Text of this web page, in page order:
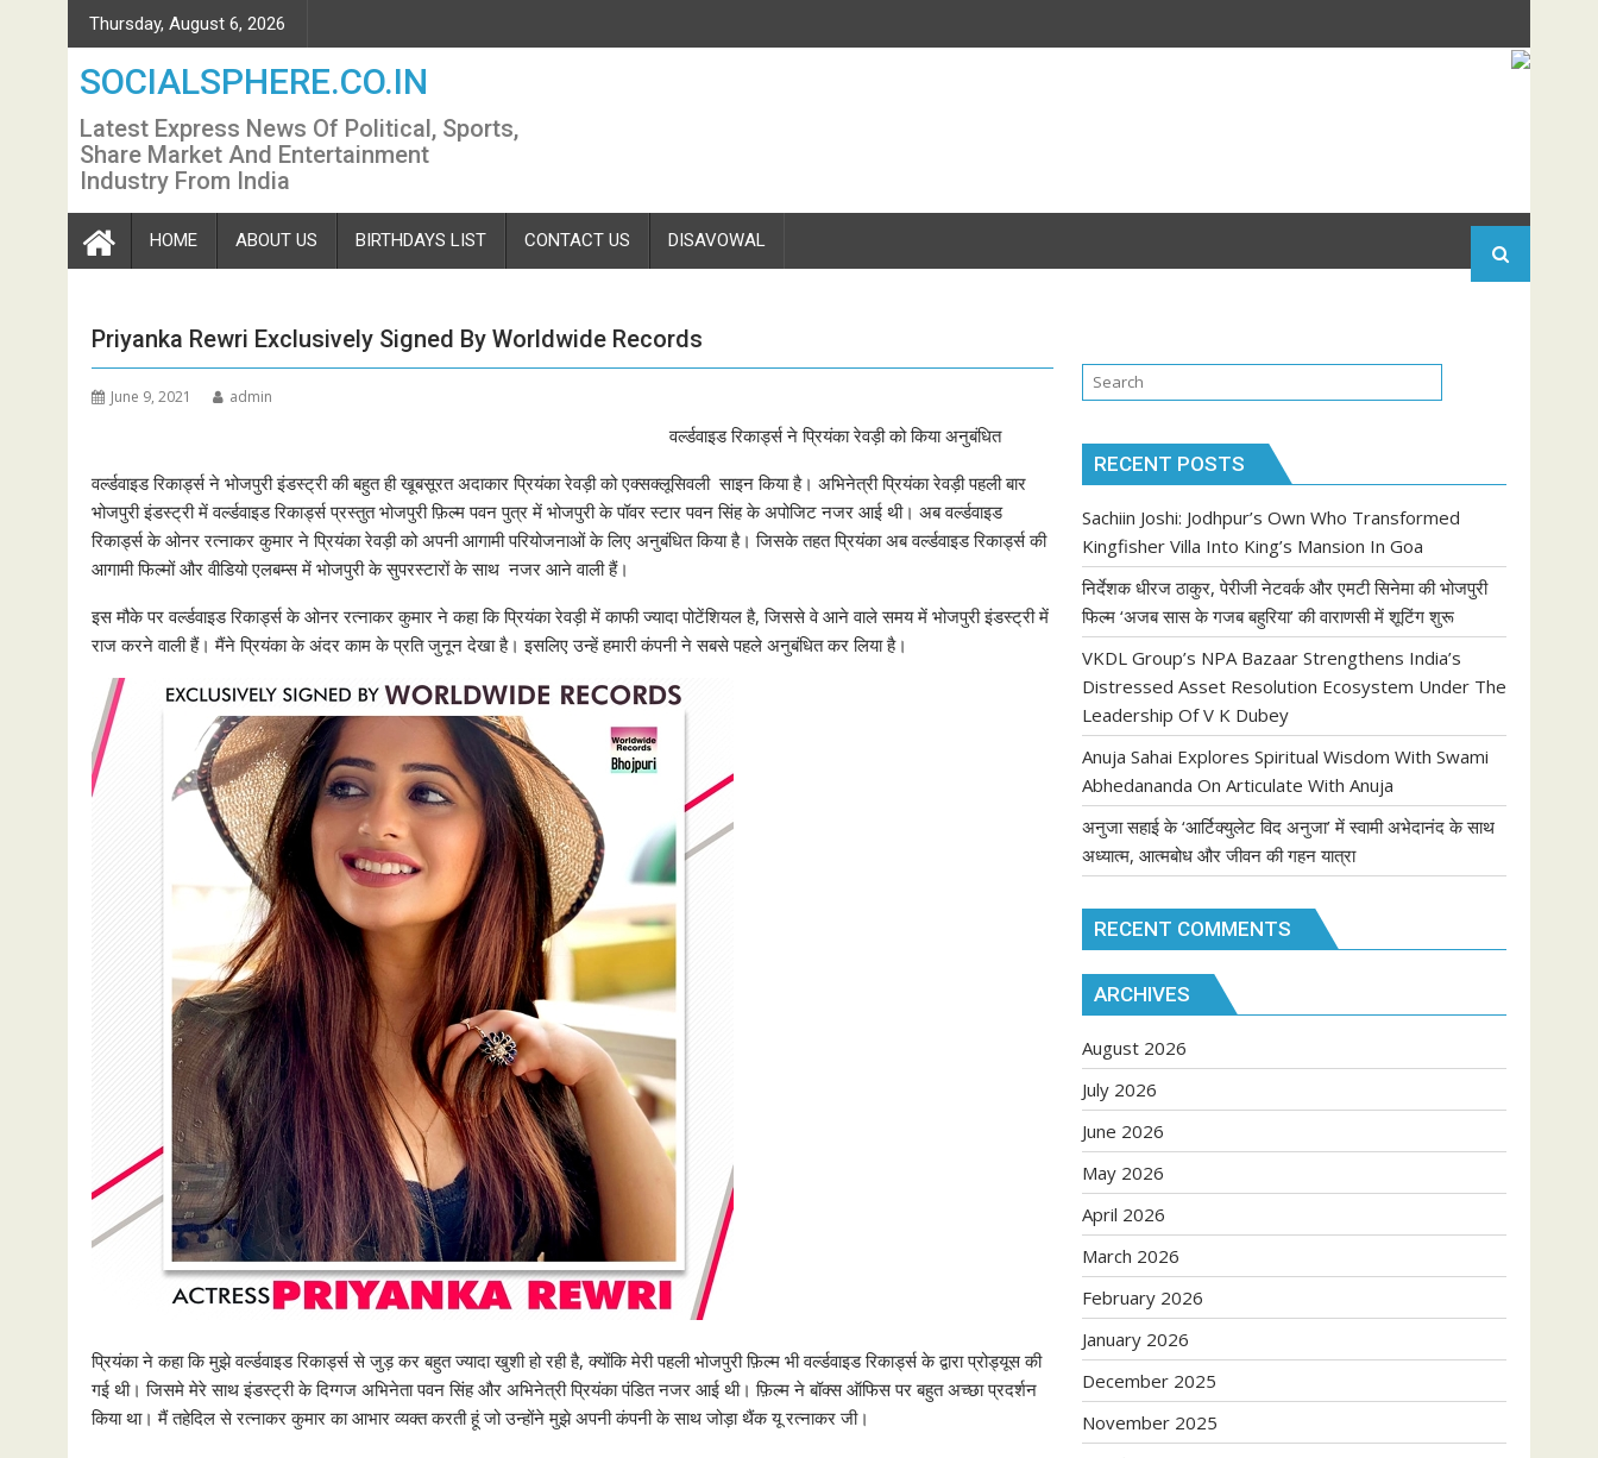
Skip
to
content
Thursday, August 6, 2026
SOCIALSPHERE.CO.IN
Latest Express News Of Political, Sports,
Share Market And Entertainment
Industry From India
HOME ABOUT US BIRTHDAYS LIST CONTACT US DISAVOWAL
Priyanka Rewri Exclusively Signed By Worldwide Records
June 9, 2021 admin
वर्ल्डवाइड रिकार्ड्स ने प्रियंका रेवड़ी को किया अनुबंधित
वर्ल्डवाइड रिकार्ड्स ने भोजपुरी इंडस्ट्री की बहुत ही खूबसूरत अदाकार प्रियंका रेवड़ी को एक्सक्लूसिवली साइन किया है। अभिनेत्री प्रियंका रेवड़ी पहली बार
भोजपुरी इंडस्ट्री में वर्ल्डवाइड रिकार्ड्स प्रस्तुत भोजपुरी फ़िल्म पवन पुत्र में भोजपुरी के पॉवर स्टार पवन सिंह के अपोजिट नजर आई थी। अब वर्ल्डवाइड
रिकार्ड्स के ओनर रत्नाकर कुमार ने प्रियंका रेवड़ी को अपनी आगामी परियोजनाओं के लिए अनुबंधित किया है। जिसके तहत प्रियंका अब वर्ल्डवाइड रिकार्ड्स की
आगामी फिल्मों और वीडियो एलबम्स में भोजपुरी के सुपरस्टारों के साथ नजर आने वाली हैं।
इस मौके पर वर्ल्डवाइड रिकार्ड्स के ओनर रत्नाकर कुमार ने कहा कि प्रियंका रेवड़ी में काफी ज्यादा पोटेंशियल है, जिससे वे आने वाले समय में भोजपुरी इंडस्ट्री में
राज करने वाली हैं। मैंने प्रियंका के अंदर काम के प्रति जुनून देखा है। इसलिए उन्हें हमारी कंपनी ने सबसे पहले अनुबंधित कर लिया है।
प्रियंका ने कहा कि मुझे वर्ल्डवाइड रिकार्ड्स से जुड़ कर बहुत ज्यादा खुशी हो रही है, क्योंकि मेरी पहली भोजपुरी फ़िल्म भी वर्ल्डवाइड रिकार्ड्स के द्वारा प्रोड्यूस की
गई थी। जिसमे मेरे साथ इंडस्ट्री के दिग्गज अभिनेता पवन सिंह और अभिनेत्री प्रियंका पंडित नजर आई थी। फ़िल्म ने बॉक्स ऑफिस पर बहुत अच्छा प्रदर्शन
किया था। मैं तहेदिल से रत्नाकर कुमार का आभार व्यक्त करती हूं जो उन्होंने मुझे अपनी कंपनी के साथ जोड़ा थैंक यू रत्नाकर जी।
RECENT POSTS
Sachiin Joshi: Jodhpur’s Own Who Transformed
Kingfisher Villa Into King’s Mansion In Goa
निर्देशक धीरज ठाकुर, पेरीजी नेटवर्क और एमटी सिनेमा की भोजपुरी
फिल्म ‘अजब सास के गजब बहुरिया’ की वाराणसी में शूटिंग शुरू
VKDL Group’s NPA Bazaar Strengthens India’s
Distressed Asset Resolution Ecosystem Under The
Leadership Of V K Dubey
Anuja Sahai Explores Spiritual Wisdom With Swami
Abhedananda On Articulate With Anuja
अनुजा सहाई के ‘आर्टिक्युलेट विद अनुजा’ में स्वामी अभेदानंद के साथ
अध्यात्म, आत्मबोध और जीवन की गहन यात्रा
RECENT COMMENTS
ARCHIVES
August 2026
July 2026
June 2026
May 2026
April 2026
March 2026
February 2026
January 2026
December 2025
November 2025